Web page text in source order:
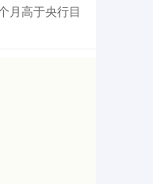
月高于央行目